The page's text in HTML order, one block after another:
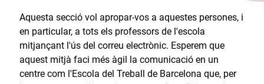
Aquesta secció vol apropar-vos a aquestes persones, i
en particular, a tots els professors de l'escola
mitjançant l'ús del correu electrònic. Esperem que
aquest mitjà faci més àgil la comunicació en un
centre com l'Escola del Treball de Barcelona que, per